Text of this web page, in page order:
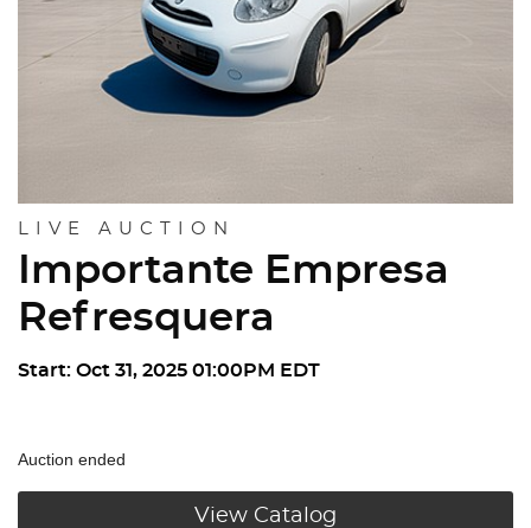
LIVE AUCTION
Importante Empresa
Refresquera
Start: Oct 31, 2025 01:00PM EDT
Auction ended
View Catalog